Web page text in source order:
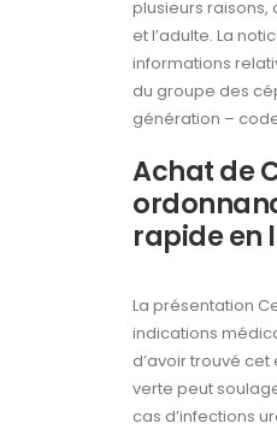
plusieurs raisons,
et l’adulte. La
informations
du groupe des
génération –
Achat de
rapide en
La présentation
indications
d’avoir trouvé cet
verte peut
cas d’infections